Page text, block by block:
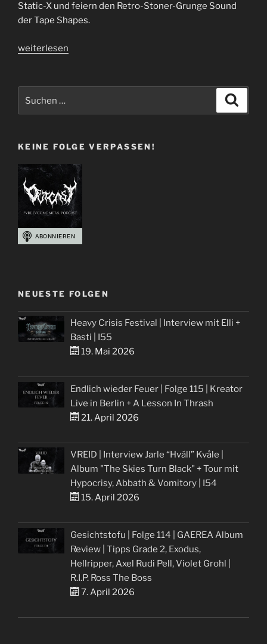
Static-X und feiern den Retro-Stoner-Grunge Sound
der Tape Shapes.
„Folge
Fokus“
weiterlesen
KEINE FOLGE VERPASSEN!
NEUESTE FOLGEN
Heavy Crisis Festival | Interview mit Elli +
Basti | I55
19. Mai 2026
Endlich wieder Feuer | Folge 115 | Kreator
Live in Berlin + A Lesson In Thrash
21. April 2026
VREID | Interview Jarle “Hváll” Kvåle |
Album "The Skies Turn Black" + Tour mit
Hypocrisy, Abbath & Vomitory | I54
15. April 2026
Gesichtstofu | Folge 114 | GAEREA Album
Review | Tipps Grade 2, Exodus,
Hellripper, Axel Rudi Pell, Violet Grohl |
R.I.P. Ross The Boss
7. April 2026